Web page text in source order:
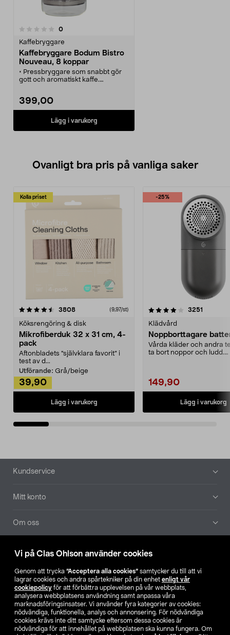
Vi på Clas Ohlson använder cookies
Genom att trycka ”Acceptera alla cookies” samtycker du till att vi
lagrar cookies och andra spårtekniker på din enhet enligt vår
cookiepolicy för att förbättra upplevelsen på vår webbplats,
analysera webbplatsens användning samt anpassa våra
marknadsföringsinsatser. Vi använder fyra kategorier av cookies:
nödvändiga, funktionella, analys och annonsering. För nödvändiga
cookies krävs inte ditt samtycke eftersom dessa cookies är
nödvändiga för att innehållet på webbplatsen ska kunna fungera. Om
0recensioner
Kaffebryggare
Kaffebryggare Bodum Bistro
Nouveau, 8 koppar
• Pressbryggare som snabbt gör
gott och aromatiskt kaffe.
• Tar liten plats när du förvarar
den.
399,00
Lägg i varukorg
Ovanligt bra pris på vanliga saker
Kolla priset
3808recensioner (9,97/st)
Köksrengöring & disk
Mikrofiberduk 32 x 31 cm, 4-
pack
Aftonbladets "självklara favorit” i
test av d...
Utförande: Grå/beige
39,90
Lägg i varukorg
-25%
4.0av 5 stjärnor 3251
Klädvård
Noppborttagare
Vårda kläder och andra
ta bort noppor och ludd.
149,90
Lägg i varukorg
4.5av 5 stjärnor
Sidfot
Kundservice
Mitt konto
Om oss
Aktuellt
Våra bolag
Hitta butik
SE NO FI